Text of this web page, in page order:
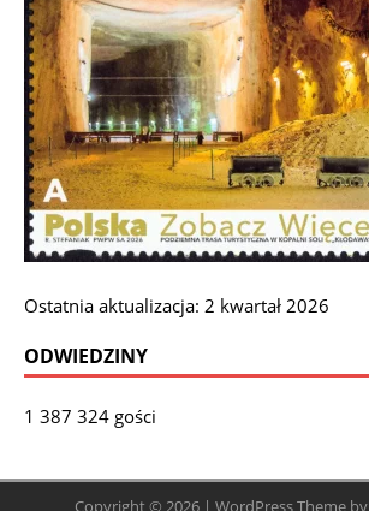
Ostatnia aktualizacja: 2 kwartał 2026
ODWIEDZINY
1 387 324 gości
Copyright © 2026 | WordPress Theme by